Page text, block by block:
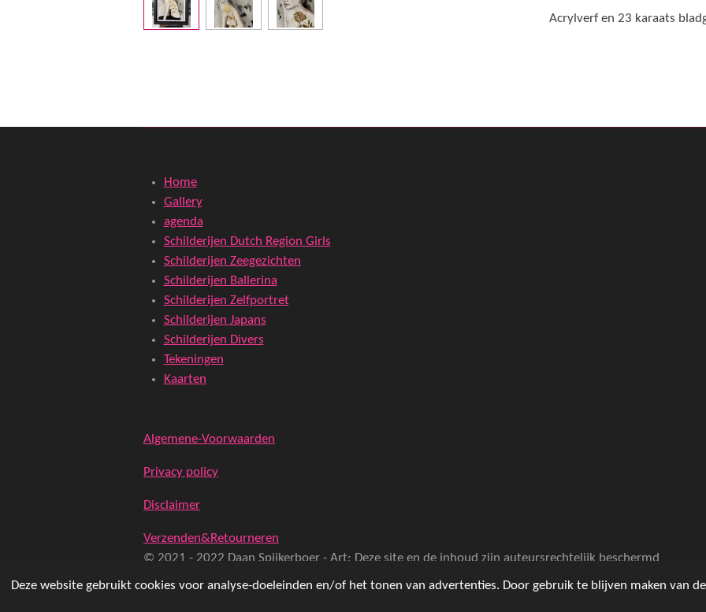
Deze website gebruikt cookies voor analyse-doeleinden en/of het tonen van advertenties. Door gebruik te blijven maken van
Acrylverf en 23 karaats
Home
Gallery
agenda
Schilderijen Dutch Region Girls
Schilderijen Zeegezichten
Schilderijen Ballerina
Schilderijen Zelfportret
Schilderijen Japans
Schilderijen Divers
Tekeningen
Kaarten
Algemene-Voorwaarden
Privacy policy
Disclaimer
Verzenden&Retourneren
© 2021 - 2022 Daan Spijkerboer - Art; Deze site en de inhoud zijn auteursrechtelijk beschermd